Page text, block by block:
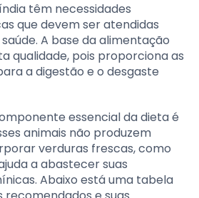
têm necessidades
que devem ser atendidas
A base da alimentação
qualidade, pois proporciona as
a digestão e o desgaste
essencial da dieta é
animais não produzem
verduras frescas, como
a abastecer suas
Abaixo está uma tabela